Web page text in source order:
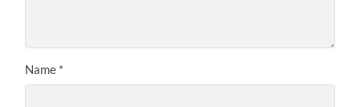
Name *